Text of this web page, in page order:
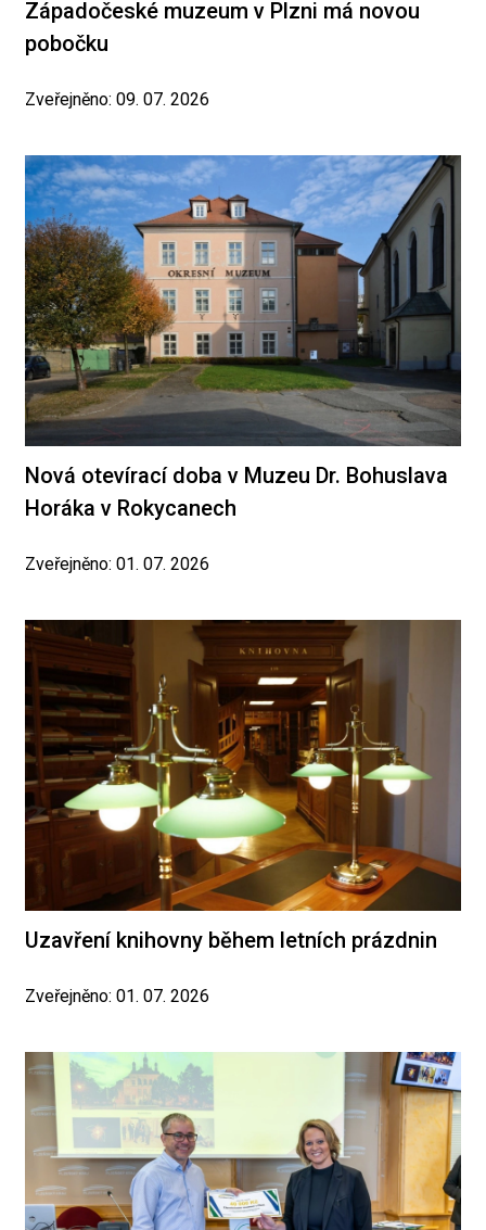
Západočeské muzeum v Plzni má novou
pobočku
Zveřejněno: 09. 07. 2026
Nová otevírací doba v Muzeu Dr. Bohuslava
Horáka v Rokycanech
Zveřejněno: 01. 07. 2026
Uzavření knihovny během letních prázdnin
Zveřejněno: 01. 07. 2026